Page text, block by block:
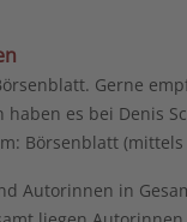
Gerne
es bei Denis
Börsenblatt (mittels